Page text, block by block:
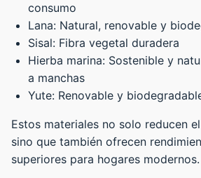
consumo
Lana: Natural, renovable y
Sisal: Fibra vegetal duradera
Hierba marina: Sostenible y
a manchas
Yute: Renovable y
Estos materiales no solo reducen
sino que también ofrecen
superiores para hogares modernos.